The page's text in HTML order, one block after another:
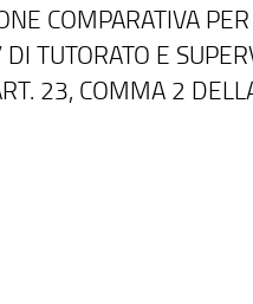
COMPARATIVA
TUTORATO E
23, COMMA 2